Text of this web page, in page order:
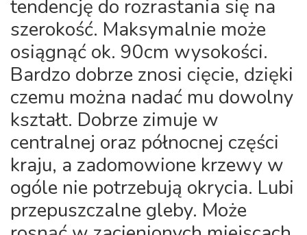
tendencję do rozrastania się na
szerokość. Maksymalnie może
osiągnąć ok. 90cm wysokości.
Bardzo dobrze znosi cięcie, dzięki
czemu można nadać mu dowolny
kształt. Dobrze zimuje w
centralnej oraz północnej części
kraju, a zadomowione krzewy w
ogóle nie potrzebują okrycia. Lubi
przepuszczalne gleby. Może